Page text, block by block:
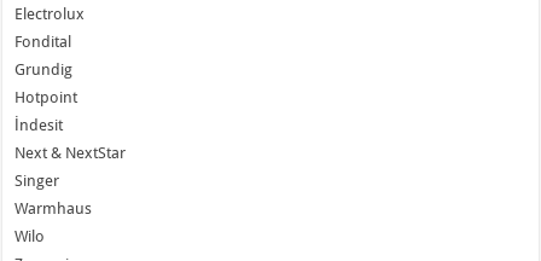
Electrolux
Fondital
Grundig
Hotpoint
İndesit
Next & NextStar
Singer
Warmhaus
Wilo